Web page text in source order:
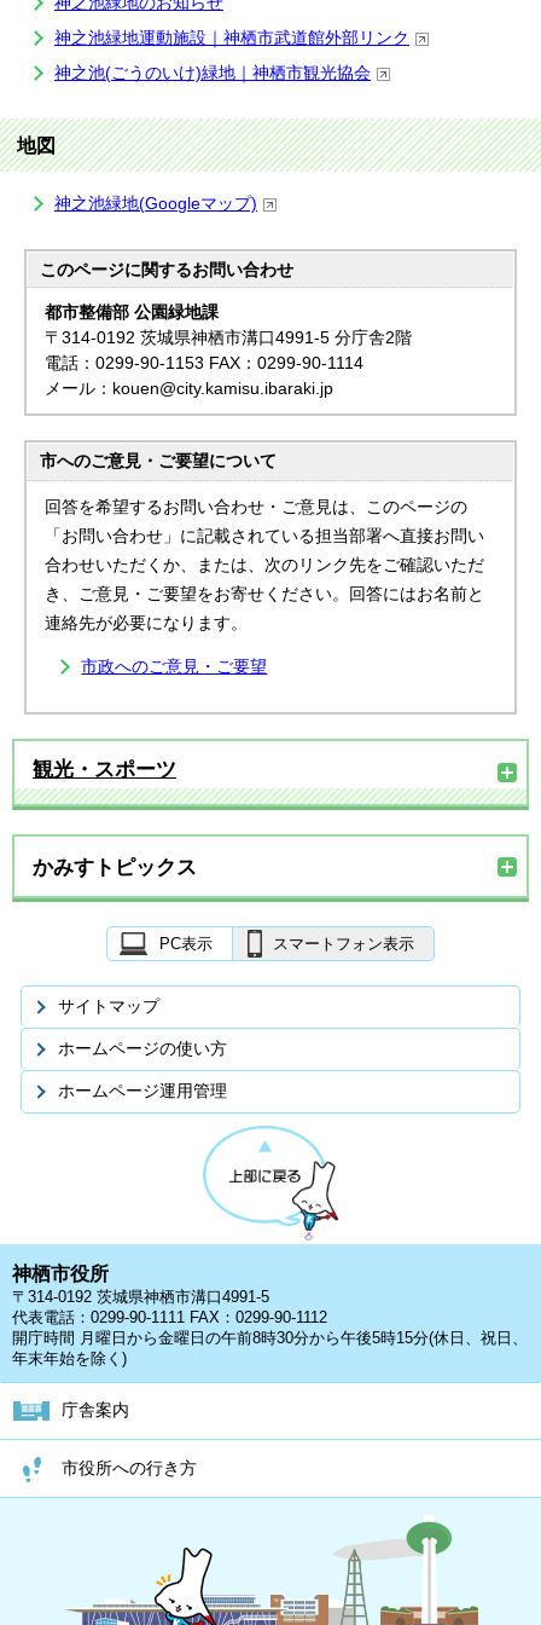
神之池緑地運動施設｜神栖市武道館外部リンク
神之池(ごうのいけ)緑地｜神栖市観光協会
地図
神之池緑地(Googleマップ)
このページに関するお問い合わせ
都市整備部 公園緑地課
〒314-0192 茨城県神栖市溝口4991-5 分庁舎2階
電話：0299-90-1153 FAX：0299-90-1114
メール：kouen@city.kamisu.ibaraki.jp
市へのご意見・ご要望について
回答を希望するお問い合わせ・ご意見は、このページの
「お問い合わせ」に記載されている担当部署へ直接お問い
合わせいただくか、または、次のリンク先をご確認いただ
き、ご意見・ご要望をお寄せください。回答にはお名前と
連絡先が必要になります。
市政へのご意見・ご要望
観光・スポーツ
かみすトピックス
PC表示 スマートフォン表示
サイトマップ
ホームページの使い方
ホームページ運用管理
神栖市役所
〒314-0192 茨城県神栖市溝口4991-5
代表電話：0299-90-1111 FAX：0299-90-1112
開庁時間 月曜日から金曜日の午前8時30分から午後5時15分(休日、祝日、
年末年始を除く)
庁舎案内
市役所への行き方